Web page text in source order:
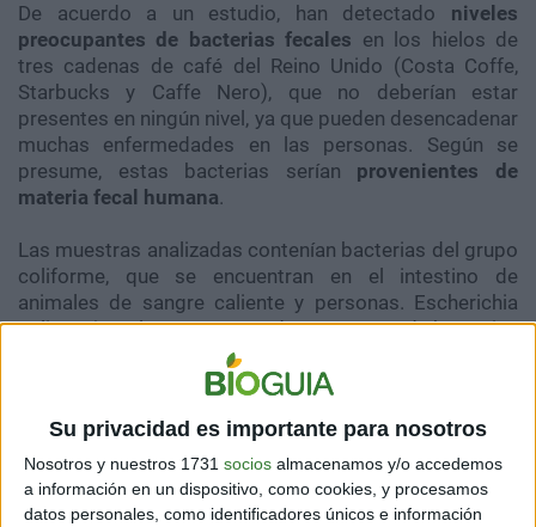
Su privacidad es importante para nosotros
Nosotros y nuestros 1731 socios almacenamos y/o accedemos
a información en un dispositivo, como cookies, y procesamos
datos personales, como identificadores únicos e información
De acuerdo a un estudio, han detectado niveles
preocupantes de bacterias fecales en los hielos de
tres cadenas de café del Reino Unido (Costa Coffe,
Starbucks y Caffe Nero), que no deberían estar
presentes en ningún nivel, ya que pueden desencadenar
muchas enfermedades en las personas. Según se
presume, estas bacterias serían provenientes de
materia fecal humana.
Las muestras analizadas contenían bacterias del grupo
coliforme, que se encuentran en el intestino de
animales de sangre caliente y personas. Escherichia
coli es ejemplo más común de este grupo de bacterias
que puede producir infecciones gastrointestinales y del
sistema urinario, sanguíneo, nervioso, entre otros. Son
agua y los alimentos.